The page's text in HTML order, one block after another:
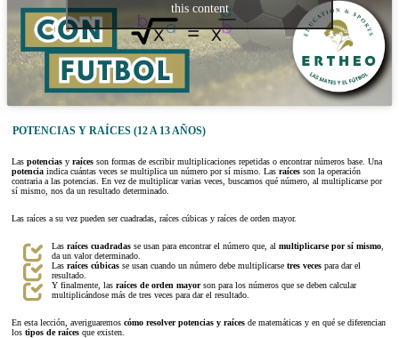
this content
POTENCIAS Y RAÍCES (12 A 13 AÑOS)
Las potencias y raíces son formas de escribir multiplicaciones repetidas o encontrar números base. Una
potencia indica cuántas veces se multiplica un número por sí mismo. Las raíces son la operación
contraria a las potencias. En vez de multiplicar varias veces, buscamos qué número, al multiplicarse por
sí mismo, nos da un resultado determinado.
Las raíces a su vez pueden ser cuadradas, raíces cúbicas y raíces de orden mayor.
Las raíces cuadradas se usan para encontrar el número que, al multiplicarse por sí mismo
da un valor determinado.
Las raíces cúbicas se usan cuando un número debe multiplicarse tres veces para dar el
resultado.
Y finalmente, las raíces de orden mayorson para los números que se deben calcular
multiplicándose más de tres veces para dar el resultado.
En esta lección, averiguaremos cómo resolver potencias y raíces de matemáticas y en qué se diferencian
los tipos de raíces que existen.